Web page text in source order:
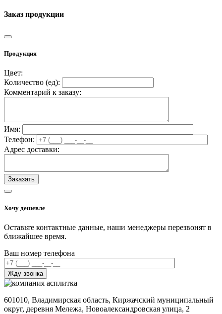
Заказ продукции
Продукция
Цвет:
Количество (ед):
Комментарий к заказу:
Имя:
Телефон:
Адрес доставки:
Хочу дешевле
Оставьте контактные данные, наши менеджеры перезвонят в
ближайшее время.
Ваш номер телефона
601010, Владимирская область, Киржачский муниципальный
округ, деревня Мележа, Новоалександровская улица, 2